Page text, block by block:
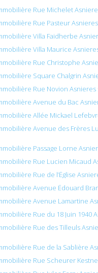
Rue Michelet
Rue Pasteur
Villa Faidherbe
Villa Maurice
Rue Christophe
Square Chalgrin
Rue Novion Asnieres
Avenue du Bac
Allée Mickael
Avenue des Frères
Passage Lorne
Rue Lucien Micaud
Rue de l’Église
Avenue Édouard
Avenue Lamartine
Rue du 18 Juin 1940
Rue des Tilleuls
Rue de la Sablière
Rue Scheurer